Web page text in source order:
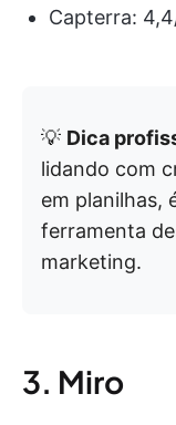
Capterra:
💡 Dica
lidando com
em planilhas,
ferramenta
marketing.
3. Miro